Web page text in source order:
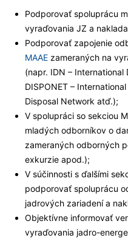
Podporovať spoluprácu
vyraďovania JZ a
Podporovať zapojenie
MAAE zameraných na
(napr. IDN –
DISPONET –
Disposal Network atď.);
V spolupráci so sekciou
mladých odborníkov o
zameraných odborných
exkurzie apod.);
V súčinnosti s ďalšími
podporovať spoluprácu
jadrových zariadení a
Objektívne informovať
vyraďovania jadro-